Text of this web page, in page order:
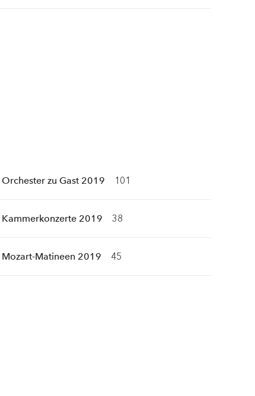
Orchester zu Gast 2019 101
Kammerkonzerte 2019 38
Mozart-Matineen 2019 45